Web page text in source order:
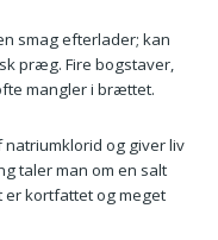
smag efterlader; kan
præg. Fire bogstaver,
mangler i brættet.
og giver liv
taler man om en salt
kortfattet og meget